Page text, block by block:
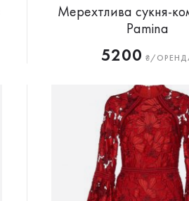
Мерехтлива сукня-
Pamina
5200 ₴/